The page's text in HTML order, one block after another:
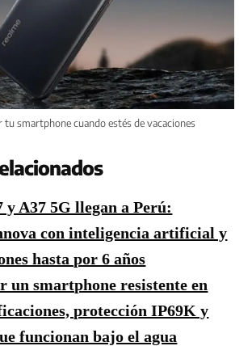
tu smartphone cuando estés de vacaciones
y A37 5G llegan a Perú:
con inteligencia artificial y
hasta por 6 años
un smartphone resistente en
protección IP69K y
funcionan bajo el agua